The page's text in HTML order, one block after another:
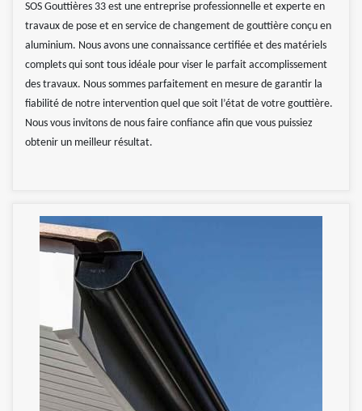
SOS Gouttières 33 est une entreprise professionnelle et experte en
travaux de pose et en service de changement de gouttière conçu en
aluminium. Nous avons une connaissance certifiée et des matériels
complets qui sont tous idéale pour viser le parfait accomplissement
des travaux. Nous sommes parfaitement en mesure de garantir la
fiabilité de notre intervention quel que soit l’état de votre gouttière.
Nous vous invitons de nous faire confiance afin que vous puissiez
obtenir un meilleur résultat.